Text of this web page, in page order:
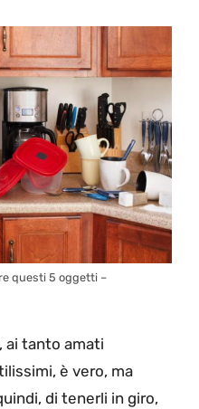
questi 5 oggetti –
ai tanto amati
è vero, ma
di tenerli in giro,